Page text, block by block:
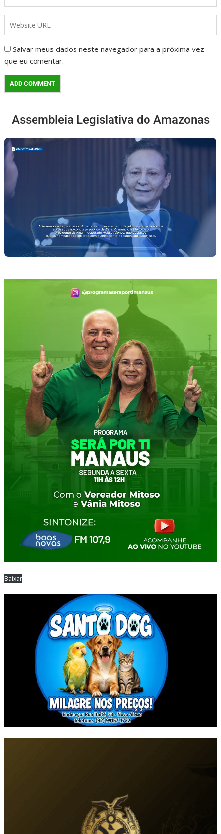
Salvar meus dados neste navegador para a próxima vez
que eu comentar.
Assembleia Legislativa do Amazonas
Baixar